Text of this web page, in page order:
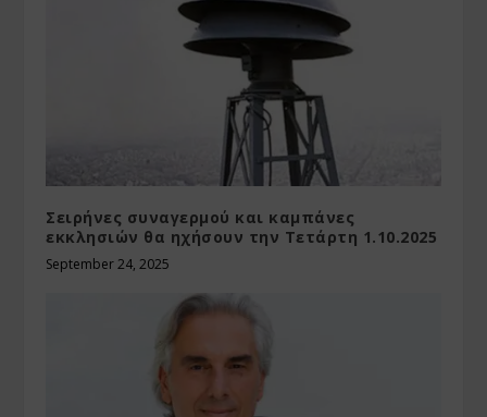
Σειρήνες συναγερμού και καμπάνες
εκκλησιών θα ηχήσουν την Τετάρτη 1.10.2025
September 24, 2025